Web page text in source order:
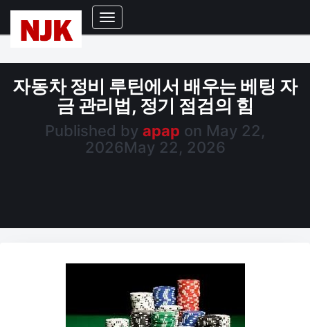
Toggle
자동차 정비 루틴에서 배우는 베팅 자
금 관리법, 정기 점검의 힘
Published by apap on May 22,
2026May 22, 2026